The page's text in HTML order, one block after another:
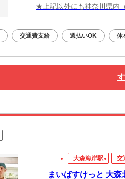
★上記以外にも神奈川県内
交通費支給 週払いOK 体
大森海岸駅 交
まいばすけっと 大